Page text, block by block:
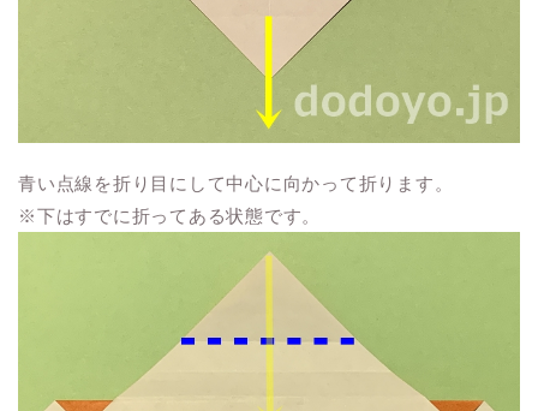
青い点線を折り目にして中心に向かって折ります。
※下はすでに折ってある状態です。